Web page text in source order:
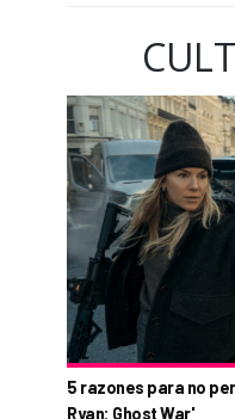
5 razones para no
Ryan: Ghost War'